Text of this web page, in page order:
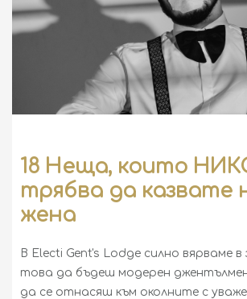
МЪЖКИ СВЯТ
БИЗНЕС И МАРКЕТИНГ
ЛАЙФСТАЙЛ ЗА МЪЖЕ
ДА БЪДЕШ ДЖЕНТЪЛМЕН
ГУРМЕ ЗОНА
УИСКИ ЕНЦИКЛОПЕДИЯ
ИЗКУСТВОТО НА ПУРИТЕ
18 Неща, които
трябва да казвате
жена
В Electi Gent's Lodge силно вярваме
това да бъдеш модерен
да се отнасяш към околните с